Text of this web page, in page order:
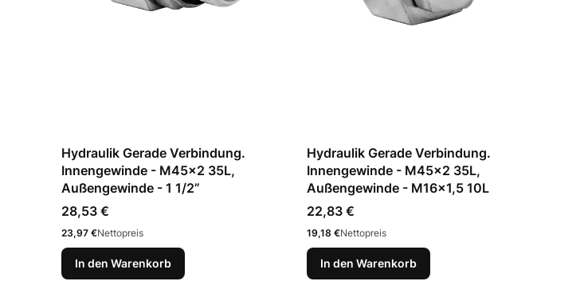
Hydraulik Gerade Verbindung.
Innengewinde - M45x2 35L,
Außengewinde - 1 1/2”
Preis
28,53 €
Preis
23,97 €Nettopreis
In den Warenkorb
Hydraulik Gerade Verbindung.
Innengewinde - M45x2 35L,
Außengewinde - M16x1,5 10L
Preis
22,83 €
Preis
19,18 €Nettopreis
In den Warenkorb